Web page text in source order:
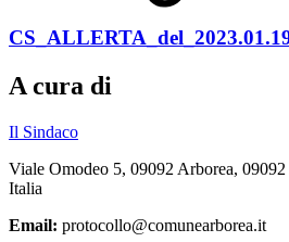
A cura di
Il Sindaco
Viale Omodeo 5, 09092 Arborea,
Italia
Email: protocollo@comunearborea.it